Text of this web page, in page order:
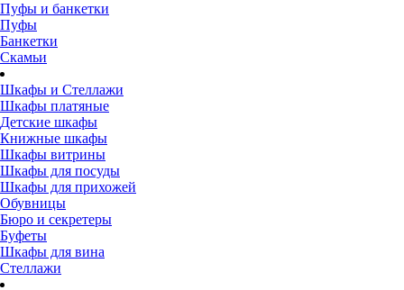
Пуфы и банкетки
Пуфы
Банкетки
Скамьи
Шкафы и Стеллажи
Шкафы платяные
Детские шкафы
Книжные шкафы
Шкафы витрины
Шкафы для посуды
Шкафы для прихожей
Обувницы
Бюро и секретеры
Буфеты
Шкафы для вина
Стеллажи